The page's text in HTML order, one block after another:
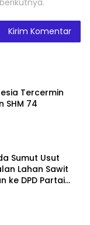
Tercermin
SHM 74
Sumut Usut
Lahan Sawit
ke DPD Partai